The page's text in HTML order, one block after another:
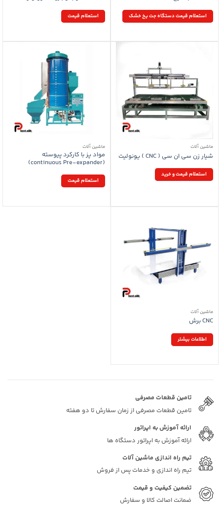
استعلام قیمت دستگاه جت یخ خشک استعلام قیمت
ماشین آلات
شیار زن سی ان سی ( CNC ) یونولیت
استعلام قیمت و خرید
ماشین آلات
مواد پز با کارکرد پیوسته
(continuous Pre-expander)
استعلام قیمت
ماشین آلات
CNC برش
اطلاعات بیشتر
تامین قطعات مصرفی
تامین قطعات مصرفی از زمان سفارش تا دو هفته
ارائه آموزش به اپراتور
ارائه آموزش به اپراتور دستگاه ها
تیم راه اندازی ماشین آلات
تیم راه اندازی و خدمات پس از فروش
تضمین کیفیت و قیمت
ضمانت اصالت کالا و سفارش